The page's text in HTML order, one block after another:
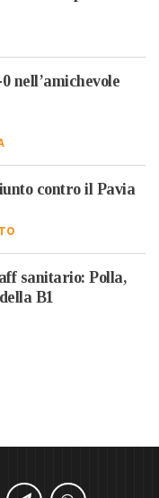
nell’amichevole
contro il Pavia
sanitario: Polla,
B1